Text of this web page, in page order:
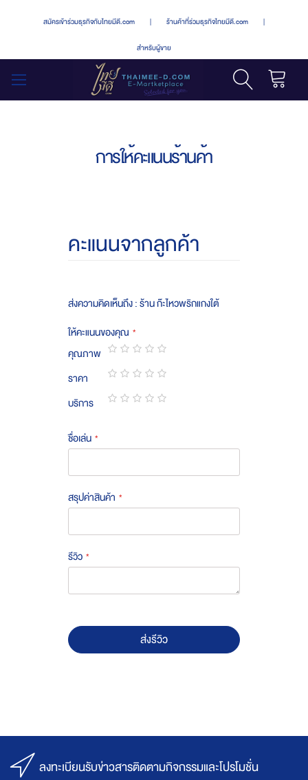
สมัครเข้าร่วมธุรกิจกับไทยมีดี.com | ร้านค้าที่ร่วมธุรกิจไทยมีดี.com |
สำหรับผู้ขาย
การให้คะแนนร้านค้า
คะแนนจากลูกค้า
ส่งความคิดเห็นถึง : ร้าน ก๊ะไหวพริกแกงใต้
ให้คะแนนของคุณ
คุณภาพ
1
star
2
stars
3
stars
4
stars
5
stars
ราคา
1
star
2
stars
3
stars
4
stars
5
stars
บริการ
ชื่อเล่น
สรุปค่าสินค้า
รีวิว
ส่งรีวิว
ลงทะเบียนรับข่าวสารติดตามกิจกรรมและโปรโมชั่น